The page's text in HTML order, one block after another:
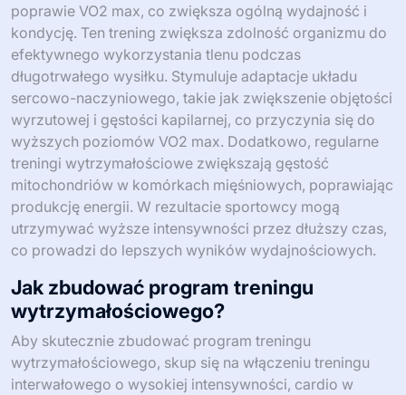
poprawie VO2 max, co zwiększa ogólną wydajność i
kondycję. Ten trening zwiększa zdolność organizmu do
efektywnego wykorzystania tlenu podczas
długotrwałego wysiłku. Stymuluje adaptacje układu
sercowo-naczyniowego, takie jak zwiększenie objętości
wyrzutowej i gęstości kapilarnej, co przyczynia się do
wyższych poziomów VO2 max. Dodatkowo, regularne
treningi wytrzymałościowe zwiększają gęstość
mitochondriów w komórkach mięśniowych, poprawiając
produkcję energii. W rezultacie sportowcy mogą
utrzymywać wyższe intensywności przez dłuższy czas,
co prowadzi do lepszych wyników wydajnościowych.
Jak zbudować program treningu
wytrzymałościowego?
Aby skutecznie zbudować program treningu
wytrzymałościowego, skup się na włączeniu treningu
interwałowego o wysokiej intensywności, cardio w